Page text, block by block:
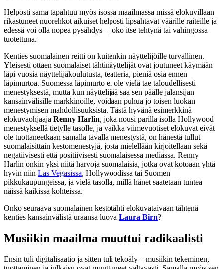
Helposti sama tapahtuu myös isossa maailmassa missä elokuvillaan
rikastuneet nuorehkot aikuiset helposti lipsahtavat väärille raiteille ja
edessä voi olla nopea pysähdys – joko itse tehtynä tai vahingossa
tuotettuna.
Kenties suomalainen reitti on kuitenkin näyttelijöille turvallinen.
Yleisesti ottaen suomalaiset tähtinäyttelijät ovat joutuneet käymään
läpi vuosia näyttelijäkoulutusta, teatteria, pieniä osia ennen
läpimurtoa. Suomessa läpimurto ei ole vielä tae taloudellisesti
menestyksestä, mutta kun näyttelijää saa sen päälle jalansijan
kansainvälisille markkinoille, voidaan puhua jo toisen luokan
menestymisen mahdollisuuksista. Tästä hyvänä esimerkkinä
elokuvaohjaaja Renny Harlin, joka nousi parilla isolla Hollywood
menestyksellä tietylle tasolle, ja vaikka viimevuotiset elokuvat eivät
ole tuottaneetkaan samalla tavalla menestystä, on hänestä tullut
suomalaisittain kestomenestyjä, josta mielellään kirjoitellaan sekä
negatiivisesti että positiivisesti suomalaisessa mediassa. Renny
Harlin onkin yksi niitä harvoja suomalaisia, jotka ovat kotoaan yhtä
hyvin niin Las Vegasissa, Hollywoodissa tai Suomen
pikkukaupungeissa, ja vielä tasolla, millä hänet saatetaan tuntea
näissä kaikissa kohteissa.
Onko seuraava suomalainen kestotähti elokuvataivaan tähtenä
kenties kansainvälistä uraansa luova Laura Birn?
Musiikin maailma muuttui radikaalisti
Ensin tuli digitalisaatio ja sitten tuli tekoäly – musiikin tekeminen,